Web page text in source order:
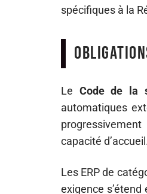
spécifiques à la
Le Code de la
automatiques
capacité
Les ERP de
exigence